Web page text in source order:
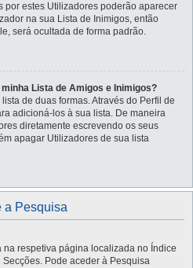
por estes Utilizadores poderão aparecer
na sua Lista de Inimigos, então
será ocultada de forma padrão.
Lista de Amigos e Inimigos?
de duas formas. Através do Perfil de
adicioná-los à sua lista. De maneira
diretamente escrevendo os seus
apagar Utilizadores de sua lista
a Pesquisa
na respetiva página localizada no Índice
Pode aceder à Pesquisa